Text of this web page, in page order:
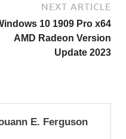
NEXT ARTICLE
10 1909 Pro x64
AMD Radeon Version
Update 2023
E. Ferguson